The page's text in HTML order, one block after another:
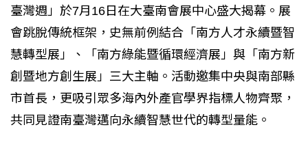
臺灣週」於7月16日在大臺南會展中心盛大揭幕。展
會跳脫傳統框架，史無前例結合「南方人才永續暨智
慧轉型展」、「南方綠能暨循環經濟展」與「南方新
創暨地方創生展」三大主軸。活動邀集中央與南部縣
市首長，更吸引眾多海內外產官學界指標人物齊聚，
共同見證南臺灣邁向永續智慧世代的轉型量能。